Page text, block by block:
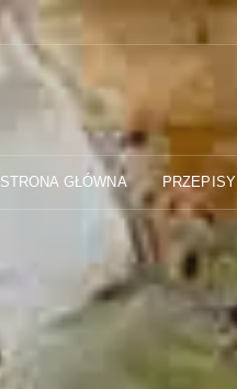
STRONA GŁÓWNA PRZEPISY